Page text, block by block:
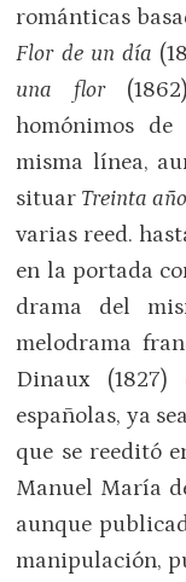
románticas
Flor de un día
una flor
homónimos
misma línea,
situar Treinta
varias reed.
en la portada
drama del
melodrama
Dinaux
españolas, ya
que se reeditó
Manuel María
aunque
manipulación,